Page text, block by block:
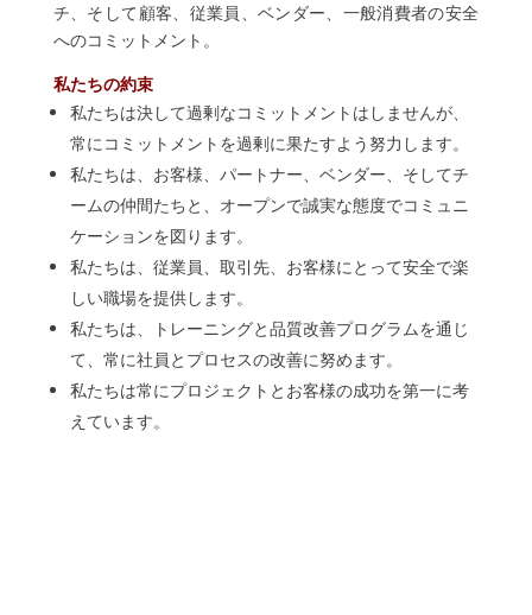
チ、そして顧客、従業員、ベンダー、一般消費者の安全
へのコミットメント。
私たちの約束
私たちは決して過剰なコミットメントはしませんが、
常にコミットメントを過剰に果たすよう努力します。
私たちは、お客様、パートナー、ベンダー、そしてチ
ームの仲間たちと、オープンで誠実な態度でコミュニ
ケーションを図ります。
私たちは、従業員、取引先、お客様にとって安全で楽
しい職場を提供します。
私たちは、トレーニングと品質改善プログラムを通じ
て、常に社員とプロセスの改善に努めます。
私たちは常にプロジェクトとお客様の成功を第一に考
えています。